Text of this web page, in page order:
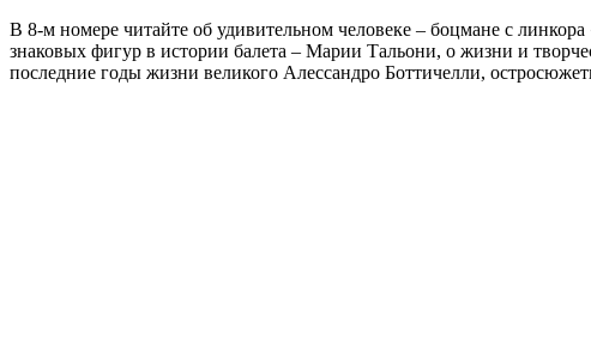
В 8-м номере читайте об удивительном человеке – боцмане с
знаковых фигур в истории балета – Марии Тальони, о жизни и
последние годы жизни великого Алессандро Боттичелли,